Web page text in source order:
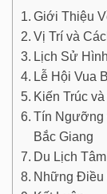
Giới Thiệu
Vị Trí và
Lịch Sử
Lễ Hội Vua
Kiến Trúc
Tín Ngưỡng
Bắc Giang
Du Lịch
Những Điều